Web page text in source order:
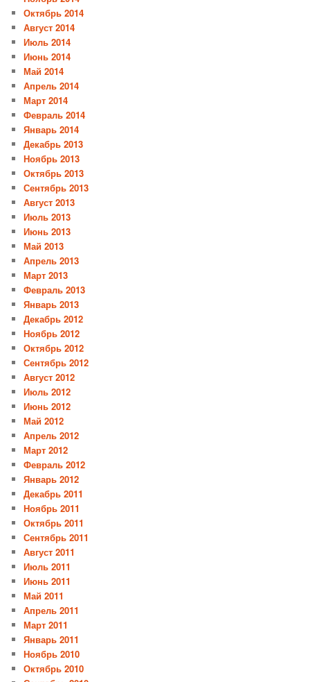
Октябрь 2014
Август 2014
Июль 2014
Июнь 2014
Май 2014
Апрель 2014
Март 2014
Февраль 2014
Январь 2014
Декабрь 2013
Ноябрь 2013
Октябрь 2013
Сентябрь 2013
Август 2013
Июль 2013
Июнь 2013
Май 2013
Апрель 2013
Март 2013
Февраль 2013
Январь 2013
Декабрь 2012
Ноябрь 2012
Октябрь 2012
Сентябрь 2012
Август 2012
Июль 2012
Июнь 2012
Май 2012
Апрель 2012
Март 2012
Февраль 2012
Январь 2012
Декабрь 2011
Ноябрь 2011
Октябрь 2011
Сентябрь 2011
Август 2011
Июль 2011
Июнь 2011
Май 2011
Апрель 2011
Март 2011
Январь 2011
Ноябрь 2010
Октябрь 2010